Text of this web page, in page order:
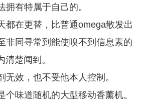
拥有特属于自己的。
都在更替，比普通omega散发出
非同寻常到能使嗅不到信息素的
清楚闻到。
无效，也不受他本人控制。
个味道随机的大型移动香薰机。